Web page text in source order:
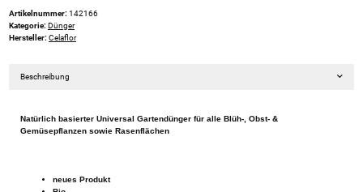
Artikelnummer: 142166
Kategorie: Dünger
Hersteller: Celaflor
Beschreibung
Natürlich basierter Universal Gartendünger für alle Blüh-, Obst- &
Gemüsepflanzen sowie Rasenflächen
neues Produkt